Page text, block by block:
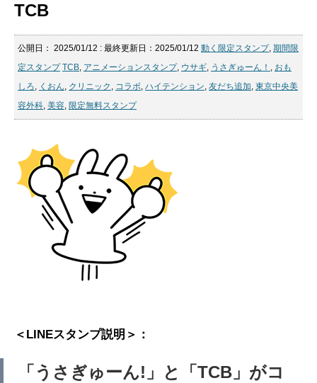
TCB
公開日： 2025/01/12 : 最終更新日：2025/01/12 動く限定スタンプ, 期間限
定スタンプ TCB, アニメーションスタンプ, ウサギ, うさぎゅーん！ , おも
しろ, くおん, クリニック , コラボ, ハイテンション, 友だち追加, 東京中央美
容外科, 美容, 限定無料スタンプ
＜LINEスタンプ説明＞：
「うさぎゅーん!」と「TCB」がコ